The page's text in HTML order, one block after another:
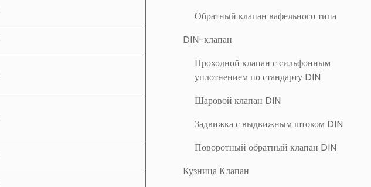
Обратный клапан вафельного типа
DIN-клапан
Проходной клапан с сильфонным
уплотнением по стандарту DIN
Шаровой клапан DIN
Задвижка с выдвижным штоком DIN
Поворотный обратный клапан DIN
Кузница Клапан